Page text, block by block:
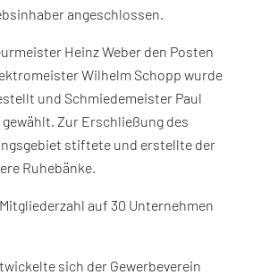
angeschlossen.
Heinz Weber den Posten
Wilhelm Schopp wurde
und Schmiedemeister Paul
Zur Erschließung des
stiftete und erstellte der
Ruhebänke.
auf 30 Unternehmen
sich der Gewerbeverein